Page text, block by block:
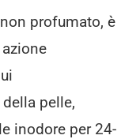
profumato, è
pelle,
inodore per 24-